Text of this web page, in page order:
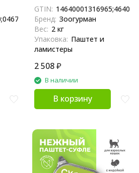
20 шт
GTIN:
Бренд: Зоогурман
Вес: 2 кг
Упаковка: Паштет и
ламистеры
2 508₽
В наличии
В корзину